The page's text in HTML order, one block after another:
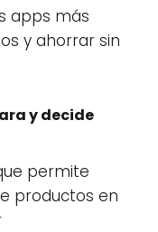
apps más
y ahorrar sin
y decide
permite
productos en